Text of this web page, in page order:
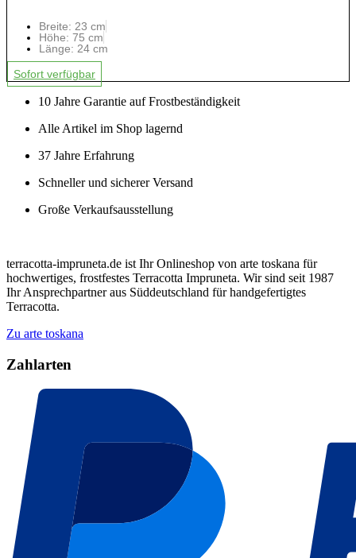
Breite: 23 cm
Höhe: 75 cm
Länge: 24 cm
Sofort verfügbar
10 Jahre Garantie auf Frostbeständigkeit
Alle Artikel im Shop lagernd
37 Jahre Erfahrung
Schneller und sicherer Versand
Große Verkaufsausstellung
terracotta-impruneta.de ist Ihr Onlineshop von arte toskana für
hochwertiges, frostfestes Terracotta Impruneta. Wir sind seit 1987
Ihr Ansprechpartner aus Süddeutschland für handgefertigtes
Terracotta.
Zu arte toskana
Zahlarten